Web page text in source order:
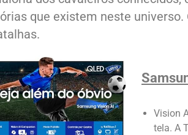
que existem neste
Vision
tela. A